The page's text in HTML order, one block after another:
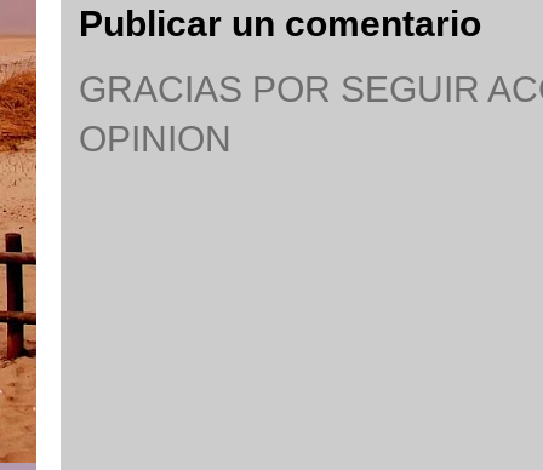
Publicar un comentario
GRACIAS POR SEGUIR
OPINION